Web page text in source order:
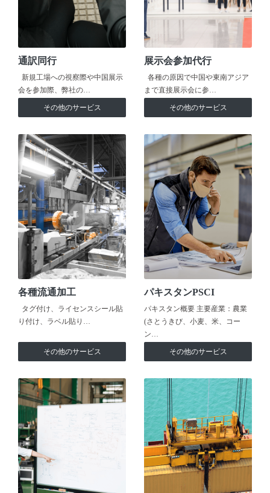
通訳同行
新規工場への視察際や中国展示
会を参加際、弊社の…
その他のサービス
展示会参加代行
各種の原因で中国や東南アジア
まで直接展示会に参…
その他のサービス
各種流通加工
タグ付け、ライセンスシール貼
り付け、ラベル貼り…
その他のサービス
パキスタンPSCI
パキスタン概要 主要産業：農業
(さとうきび、小麦、米、コー
ン…
その他のサービス